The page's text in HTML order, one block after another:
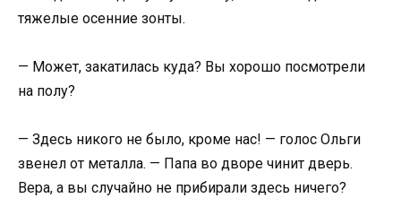
тяжелые осенние зонты.
— Может, закатилась куда? Вы хорошо посмотрели
на полу?
— Здесь никого не было, кроме нас! — голос Ольги
звенел от металла. — Папа во дворе чинит дверь.
Вера, а вы случайно не прибирали здесь ничего?